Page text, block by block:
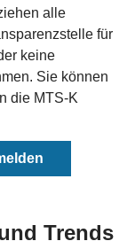
alle
für
keine
Sie können
die MTS-K
Trends